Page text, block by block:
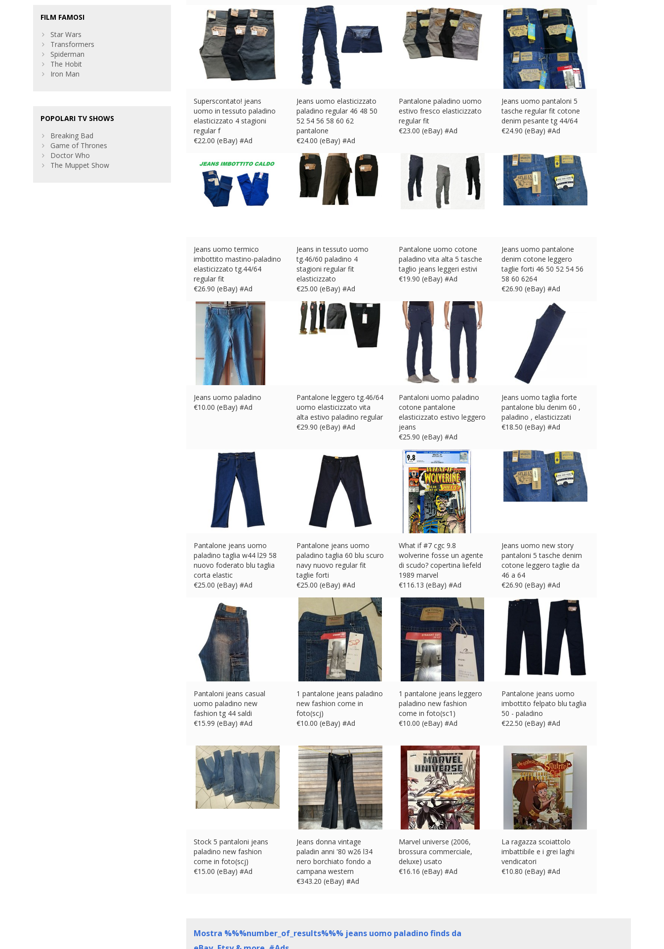
Superscontato! jeans
uomo in tessuto paladino
elasticizzato 4 stagioni
regular f
€22.00 (eBay) #Ad
Jeans uomo elasticizzato
paladino regular 46 48 50
52 54 56 58 60 62
pantalone
€24.00 (eBay) #Ad
Pantalone paladino uomo
estivo fresco elasticizzato
regular fit
€23.00 (eBay) #Ad
Jeans uomo pantaloni 5
tasche regular fit cotone
denim pesante tg 44/64
€24.90 (eBay) #Ad
Jeans uomo termico
imbottito mastino-paladino
elasticizzato tg.44/64
regular fit
€26.90 (eBay) #Ad
Jeans in tessuto uomo
tg.46/60 paladino 4
stagioni regular fit
elasticizzato
€25.00 (eBay) #Ad
Pantalone uomo cotone
paladino vita alta 5 tasche
taglio jeans leggeri estivi
€19.90 (eBay) #Ad
Jeans uomo pantalone
denim cotone leggero
taglie forti 46 50 52 54 56
58 60 6264
€26.90 (eBay) #Ad
Jeans uomo paladino
€10.00 (eBay) #Ad
Pantalone leggero tg.46/64
uomo elasticizzato vita
alta estivo paladino regular
€29.90 (eBay) #Ad
Pantaloni uomo paladino
cotone pantalone
elasticizzato estivo leggero
jeans
€25.90 (eBay) #Ad
Jeans uomo taglia forte
pantalone blu denim 60 ,
paladino , elasticizzati
€18.50 (eBay) #Ad
Pantalone jeans uomo
paladino taglia w44 l29 58
nuovo foderato blu taglia
corta elastic
€25.00 (eBay) #Ad
Pantalone jeans uomo
paladino taglia 60 blu scuro
navy nuovo regular fit
taglie forti
€25.00 (eBay) #Ad
What if #7 cgc 9.8
wolverine fosse un agente
di scudo? copertina liefeld
1989 marvel
€116.13 (eBay) #Ad
Jeans uomo new story
pantaloni 5 tasche denim
cotone leggero taglie da
46 a 64
€26.90 (eBay) #Ad
Pantaloni jeans casual
uomo paladino new
fashion tg 44 saldi
€15.99 (eBay) #Ad
1 pantalone jeans paladino
new fashion come in
foto(scj)
€10.00 (eBay) #Ad
1 pantalone jeans leggero
paladino new fashion
come in foto(sc1)
€10.00 (eBay) #Ad
Pantalone jeans uomo
imbottito felpato blu taglia
50 - paladino
€22.50 (eBay) #Ad
Stock 5 pantaloni jeans
paladino new fashion
come in foto(scj)
€15.00 (eBay) #Ad
Jeans donna vintage
paladin anni '80 w26 l34
nero borchiato fondo a
campana western
€343.20 (eBay) #Ad
Marvel universe (2006,
brossura commerciale,
deluxe) usato
€16.16 (eBay) #Ad
La ragazza scoiattolo
imbattibile e i grei laghi
vendicatori
€10.80 (eBay) #Ad
Mostra %%%number_of_results%%% jeans uomo paladino finds da
FILM FAMOSI
Star Wars
Transformers
Spiderman
The Hobit
Iron Man
POPOLARI TV SHOWS
Breaking Bad
Game of Thrones
Doctor Who
The Muppet Show